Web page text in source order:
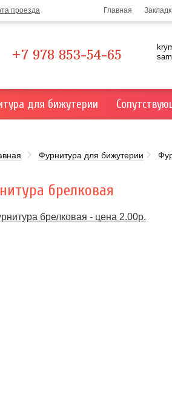
проезда Главная
+7 978 853-54-65
для бижутерии
Фурнитура для бижутерии
брелковая